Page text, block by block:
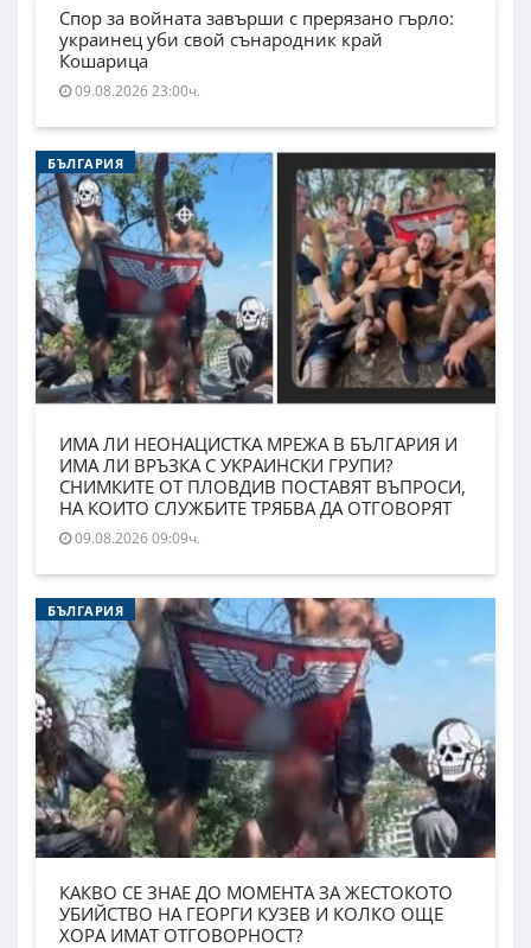
Спор за войната завърши с прерязано гърло:
украинец уби свой сънародник край
Кошарица
09.08.2026 23:00ч.
БЪЛГАРИЯ
ИМА ЛИ НЕОНАЦИСТКА МРЕЖА В БЪЛГАРИЯ И
ИМА ЛИ ВРЪЗКА С УКРАИНСКИ ГРУПИ?
СНИМКИТЕ ОТ ПЛОВДИВ ПОСТАВЯТ ВЪПРОСИ,
НА КОИТО СЛУЖБИТЕ ТРЯБВА ДА ОТГОВОРЯТ
09.08.2026 09:09ч.
БЪЛГАРИЯ
КАКВО СЕ ЗНАЕ ДО МОМЕНТА ЗА ЖЕСТОКОТО
УБИЙСТВО НА ГЕОРГИ КУЗЕВ И КОЛКО ОЩЕ
ХОРА ИМАТ ОТГОВОРНОСТ?